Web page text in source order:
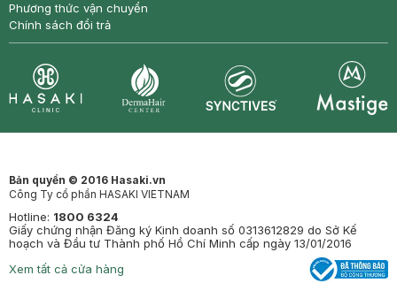
Phương thức vận chuyển
Chính sách đổi trả
Bản quyền © 2016 Hasaki.vn
Công Ty cổ phần HASAKI VIETNAM
Hotline: 1800 6324
Giấy chứng nhận Đăng ký Kinh doanh số 0313612829 do Sở Kế
hoạch và Đầu tư Thành phố Hồ Chí Minh cấp ngày 13/01/2016
Xem tất cả cửa hàng